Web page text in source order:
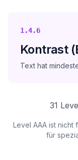
1.4.6
Kontrast
Text hat
31
Level AAA ist nicht
für